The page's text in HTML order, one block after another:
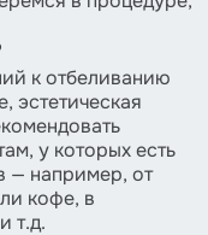
к отбеливанию
эстетическая
у которых есть
— например, от
кофе, в
т.д.